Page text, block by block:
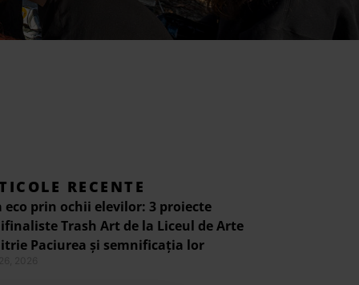
RECENTE
eco prin ochii elevilor: 3 proiecte
Trash Art de la Liceul de Arte
Paciurea și semnificația lor